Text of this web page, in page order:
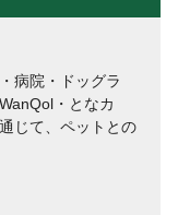
病院・ドッグラ
・となカ
じて、ペットとの